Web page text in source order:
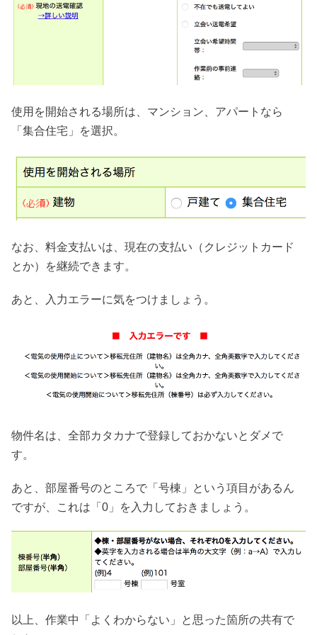
使用を開始される場所は、マンション、アパートなら
「集合住宅」を選択。
なお、料金支払いは、現在の支払い（クレジットカード
とか）を継続できます。
あと、入力エラーに気をつけましょう。
物件名は、全部カタカナで登録しておかないとダメで
す。
あと、部屋番号のところで「号棟」という項目があるん
ですが、これは「0」を入力しておきましょう。
以上、作業中「よくわからない」と思った箇所の共有で